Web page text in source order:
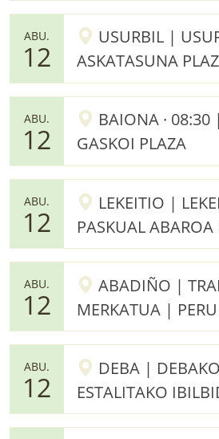
ABU.
12
USURBIL |
ASKATASUNA
ABU.
12
BAIONA ·
GASKOI PLAZA
ABU.
12
LEKEITIO |
PASKUAL
ABU.
12
ABADIÑO |
MERKATUA |
ABU.
12
DEBA |
ESTALITAKO